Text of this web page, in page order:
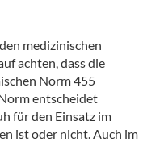
medizinischen
achten, dass die
Norm 455
entscheidet
für den Einsatz im
ist oder nicht. Auch im